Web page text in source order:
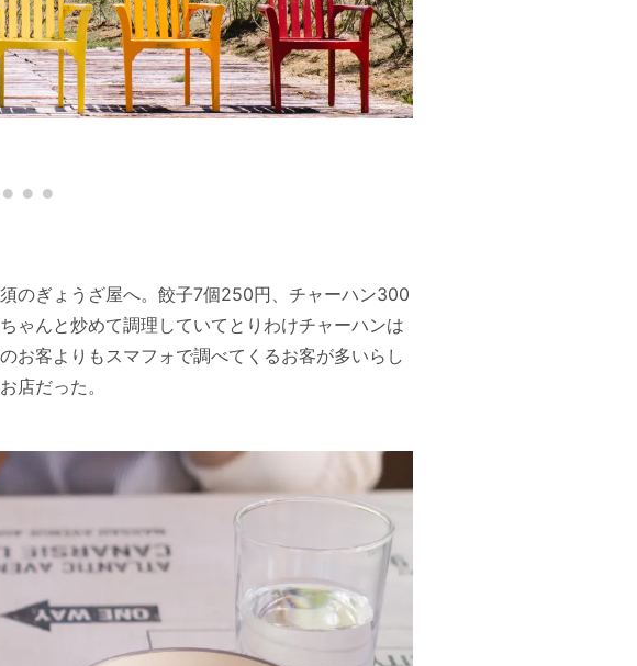
のぎょうざ屋へ。餃子7個250円、チャーハン300
ゃんと炒めて調理していてとりわけチャーハンは
お客よりもスマフォで調べてくるお客が多いらし
店だった。